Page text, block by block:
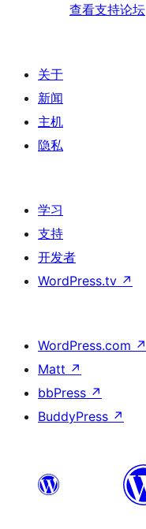
查看支持论坛
关于
新闻
主机
隐私
学习
支持
开发者
WordPress.tv ↗
WordPress.com ↗
Matt ↗
bbPress ↗
BuddyPress ↗